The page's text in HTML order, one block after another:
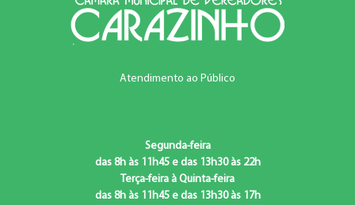
Atendimento ao Público
Segunda-feira
das 8h às 11h45 e das 13h30 às 22h
Terça-feira à Quinta-feira
das 8h às 11h45 e das 13h30 às 17h